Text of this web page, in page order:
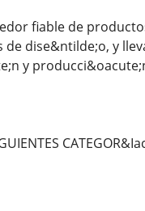
fiable de
de dise&ntilde;o, y
y